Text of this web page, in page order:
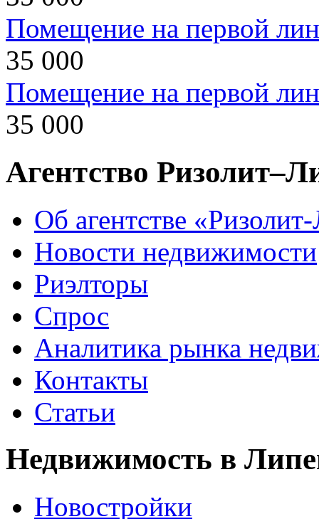
Помещение на первой
35 000
Помещение на первой
35 000
Агентство
Об агентстве
Новости недвижимости
Риэлторы
Спрос
Аналитика рынка
Контакты
Статьи
Недвижимость в
Новостройки